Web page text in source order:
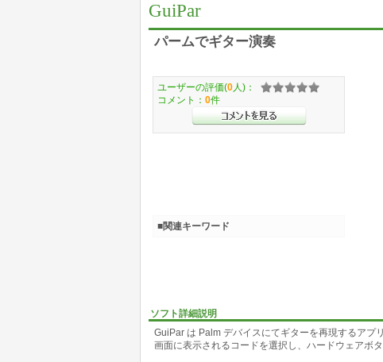
GuiPar
パームでギター演奏
ソフト詳細説明
GuiPar は Palm デバイスにてギターを再現するアプ
画面に表示されるコードを選択し、ハードウェアボタ
ユーザーの評価(0 人)：
コメント： 0件
■関連キーワード